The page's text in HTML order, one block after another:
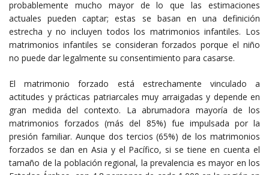
probablemente mucho mayor de lo que las estimaciones
actuales pueden captar; estas se basan en una definición
estrecha y no incluyen todos los matrimonios infantiles. Los
matrimonios infantiles se consideran forzados porque el niño
no puede dar legalmente su consentimiento para casarse.
El matrimonio forzado está estrechamente vinculado a
actitudes y prácticas patriarcales muy arraigadas y depende en
gran medida del contexto. La abrumadora mayoría de los
matrimonios forzados (más del 85%) fue impulsada por la
presión familiar. Aunque dos tercios (65%) de los matrimonios
forzados se dan en Asia y el Pacífico, si se tiene en cuenta el
tamaño de la población regional, la prevalencia es mayor en los